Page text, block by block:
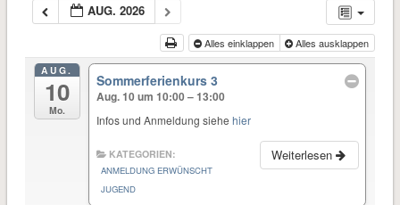
AUG. 2026
Alles einklappen Alles ausklappen
AUG.
10
Mo.
Sommerferienkurs 3
Aug. 10 um 10:00 – 13:00
Infos und Anmeldung siehehier
Weiterlesen
KATEGORIEN:
ANMELDUNG ERWÜNSCHT
JUGEND